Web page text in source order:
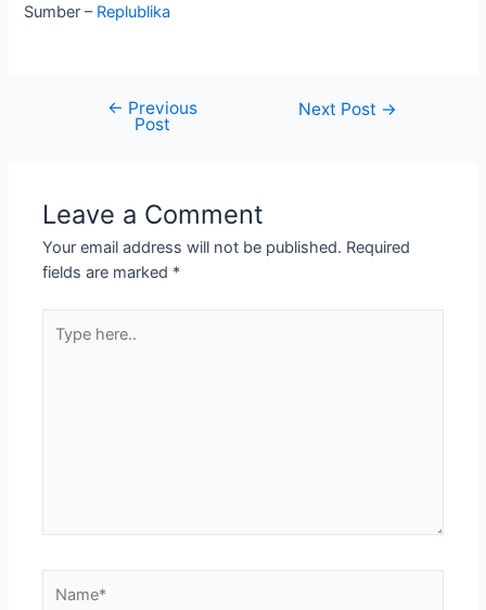
Sumber – Replublika
← Previous
Post
Next Post →
Leave a Comment
Your email address will not be published. Required
fields are marked *
here..